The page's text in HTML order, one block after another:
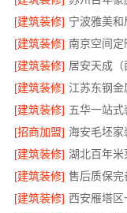
[建筑装修]
[建筑装修] 南京空间定
[建筑装修]
[建筑装修] 江苏东钢
[建筑装修]
[招商加盟] 海安毛坯
[建筑装修]
[建筑装修] 售后质保完
[建筑装修] 西安雁塔区